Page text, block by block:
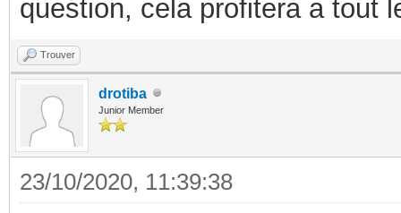
question, cela profitera a tout
Trouver
drotiba
Junior Member
23/10/2020, 11:39:38